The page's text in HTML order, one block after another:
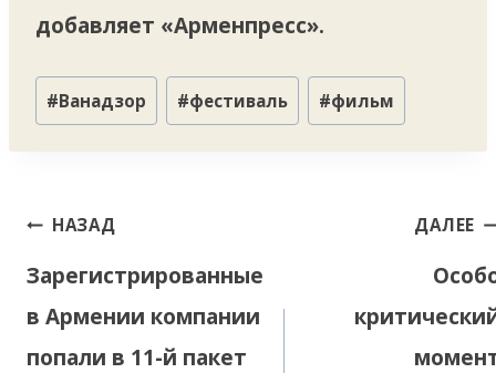
добавляет «Арменпресс».
Метки
записи:
#Ванадзор #фестиваль #фильм
Навигация
записям
НАЗАД
Зарегистрированные
в Армении компании
попали в 11-й пакет
ДАЛЕЕ